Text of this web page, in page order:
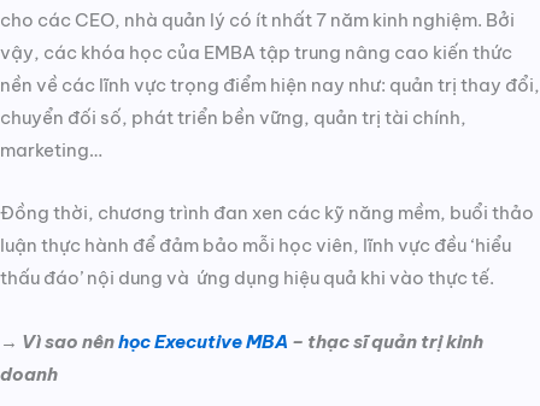
cho các CEO, nhà quản lý có ít nhất 7 năm kinh nghiệm. Bởi
vậy, các khóa học của EMBA tập trung nâng cao kiến thức
nền về các lĩnh vực trọng điểm hiện nay như: quản trị thay đổi,
chuyển đối số, phát triển bền vững, quản trị tài chính,
marketing…
Đồng thời, chương trình đan xen các kỹ năng mềm, buổi thảo
luận thực hành để đảm bảo mỗi học viên, lĩnh vực đều ‘hiểu
thấu đáo’ nội dung và ứng dụng hiệu quả khi vào thực tế.
→ Vì sao nênhọc Executive MBA – thạc sĩ quản trị kinh
doanh